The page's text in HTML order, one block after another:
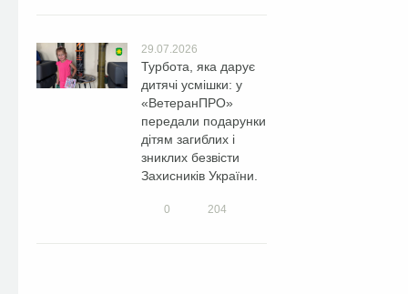
29.07.2026
Турбота, яка дарує
дитячі усмішки: у
«ВетеранПРО»
передали подарунки
дітям загиблих і
зниклих безвісти
Захисників України.
0 204